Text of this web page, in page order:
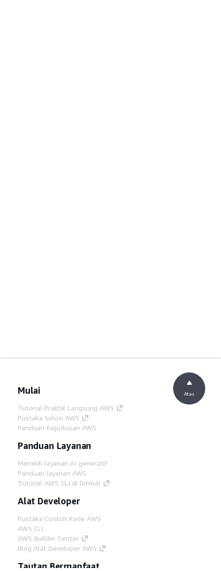
Mulai
Tutorial Praktik Langsung AWS
Pustaka Solusi AWS
Panduan Keputusan AWS
Panduan Layanan
Memilih layanan AI generatif
Panduan layanan AWS
Tutorial AWS CLI di GitHub
Alat Developer
Pustaka Contoh Kode AWS
AWS CLI
AWS Builder Center
Blog Alat Developer AWS
Tautan Bermanfaat
Atas